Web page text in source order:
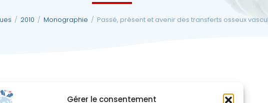
Gérer le consentement
/ 2010 / Monographie / Passé, présent et avenir des transferts osseux